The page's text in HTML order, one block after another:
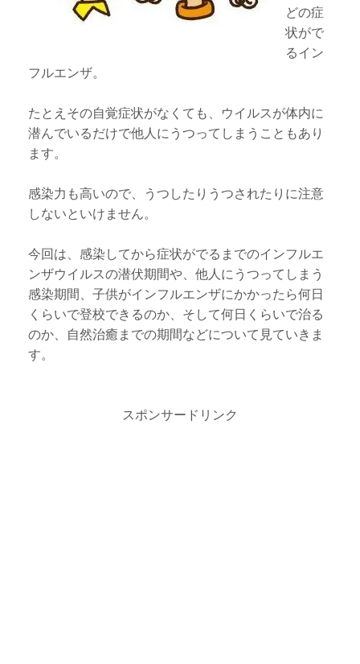
どの症
状がで
るイン
フルエンザ。
たとえその自覚症状がなくても、ウイルスが体内に
潜んでいるだけで他人にうつってしまうこともあり
ます。
感染力も高いので、うつしたりうつされたりに注意
しないといけません。
今回は、感染してから症状がでるまでのインフルエ
ンザウイルスの潜伏期間や、他人にうつってしまう
感染期間、子供がインフルエンザにかかったら何日
くらいで登校できるのか、そして何日くらいで治る
のか、自然治癒までの期間などについて見ていきま
す。
スポンサードリンク